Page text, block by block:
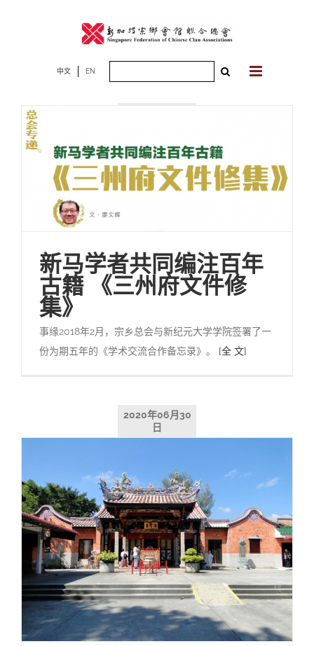
中文 EN
2021年04月30
新马学者共同编注百年
古籍 《三州府文件修
集》
事缘2018年2月，宗乡总会与新纪元大学学院签署了一
份为期五年的《学术交流合作备忘录》。 [全 文]
2020年06月30
日